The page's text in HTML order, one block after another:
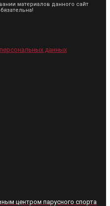
материалов данного сайт
данных
центром парусного спорта